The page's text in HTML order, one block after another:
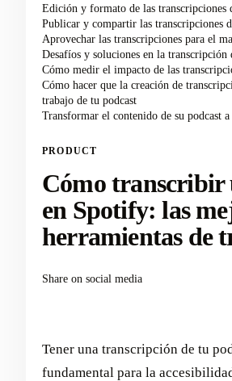
Edición y formato de las transcripciones
Publicar y compartir las transcripciones
Aprovechar las transcripciones para el
Desafíos y soluciones en la transcripción
Cómo medir el impacto de las
Cómo hacer que la creación de
trabajo de tu podcast
Transformar el contenido de su podcast
PRODUCT
Cómo transcribir
en Spotify: las
herramientas de
Share on social media
Tener una transcripción de tu
fundamental para la